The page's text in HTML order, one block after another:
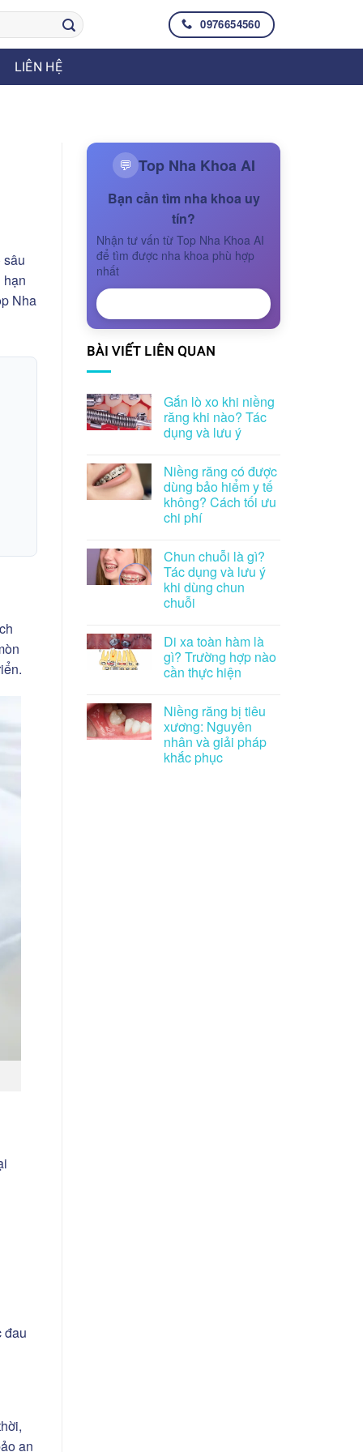
0976654560
LIÊN HỆ
hạn
Nha
đau
an
💬 Top Nha Khoa AI
Bạn cần tìm nha khoa uy
tín?
Nhận tư vấn từ Top Nha Khoa AI
để tìm được nha khoa phù hợp
nhất
BÀI VIẾT LIÊN QUAN
Gắn lò xo khi niềng
răng khi nào? Tác
dụng và lưu ý
Niềng răng có được
dùng bảo hiểm y tế
không? Cách tối ưu
chi phí
Chun chuỗi là gì?
Tác dụng và lưu ý
khi dùng chun
chuỗi
Di xa toàn hàm là
gì? Trường hợp nào
cần thực hiện
Niềng răng bị tiêu
xương: Nguyên
nhân và giải pháp
khắc phục